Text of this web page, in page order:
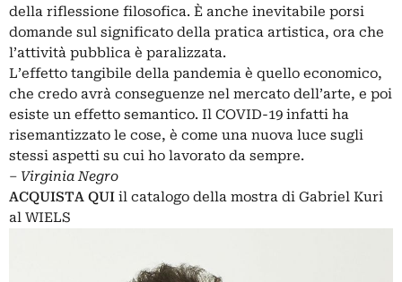
della riflessione filosofica. È anche inevitabile porsi
domande sul significato della pratica artistica, ora che
l’attività pubblica è paralizzata.
L’effetto tangibile della pandemia è quello economico,
che credo avrà conseguenze nel mercato dell’arte, e poi
esiste un effetto semantico. Il COVID-19 infatti ha
risemantizzato le cose, è come una nuova luce sugli
stessi aspetti su cui ho lavorato da sempre.
‒ Virginia Negro
ACQUISTA QUI il catalogo della mostra di Gabriel Kuri
al WIELS